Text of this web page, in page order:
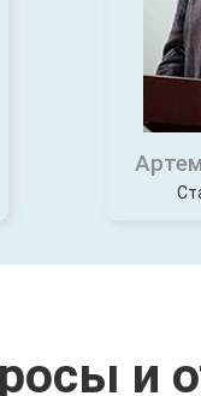
и